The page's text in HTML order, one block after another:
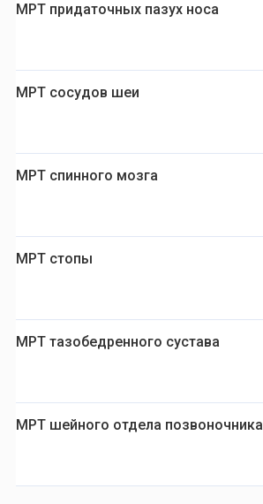
МРТ придаточных пазух носа
МРТ сосудов шеи
МРТ спинного мозга
МРТ стопы
МРТ тазобедренного сустава
МРТ шейного отдела позвоночника